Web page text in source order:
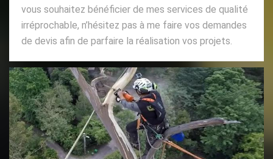
vous souhaitez bénéficier de mes services de qualité
irréprochable, n’hésitez pas à me faire vos demandes
de devis afin de parfaire la réalisation vos projets.